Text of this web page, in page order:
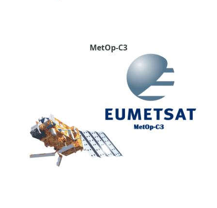
MetOp-C3